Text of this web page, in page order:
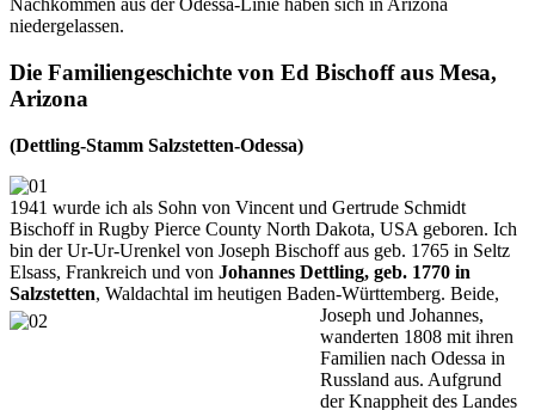
Nachkommen aus der Odessa-Linie haben sich in Arizona
niedergelassen.
Die Familiengeschichte von Ed Bischoff aus Mesa,
Arizona
(Dettling-Stamm Salzstetten-Odessa)
1941 wurde ich als Sohn von Vincent und Gertrude Schmidt
Bischoff in Rugby Pierce County North Dakota, USA geboren. Ich
bin der Ur-Ur-Urenkel von Joseph Bischoff aus geb. 1765 in Seltz
Elsass, Frankreich und von Johannes Dettling, geb. 1770 in
Salzstetten, Waldachtal im heutigen Baden-Württemberg. Beide,
Joseph und Johannes,
wanderten 1808 mit ihren
Familien nach Odessa in
Russland aus. Aufgrund
der Knappheit des Landes